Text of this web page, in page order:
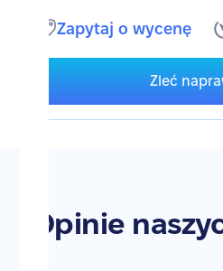
Zapytaj o wycenę
Zleć
Opinie